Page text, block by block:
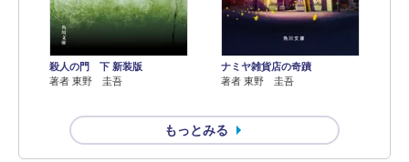
殺人の門 下 新装版
著者 東野 圭吾
ナミヤ雑貨店の奇蹟
著者 東野 圭吾
もっとみる